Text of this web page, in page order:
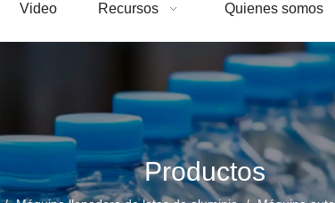
Video Recursos Quienes somos
Productos